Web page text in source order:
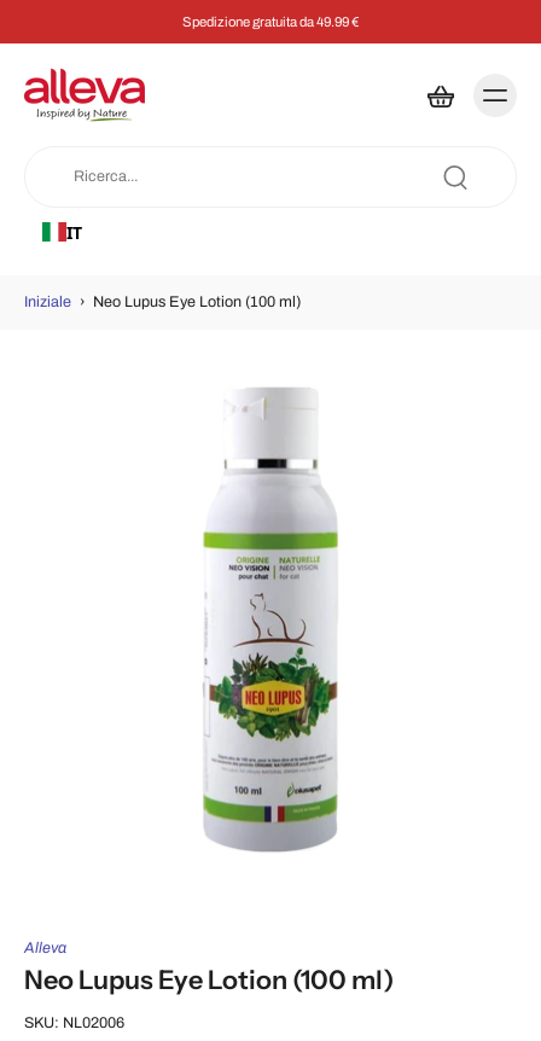
Spedizione gratuita da 49.99 €
IT
Iniziale › Neo Lupus Eye Lotion (100 ml)
Alleva
Neo Lupus Eye Lotion (100 ml)
SKU: NL02006